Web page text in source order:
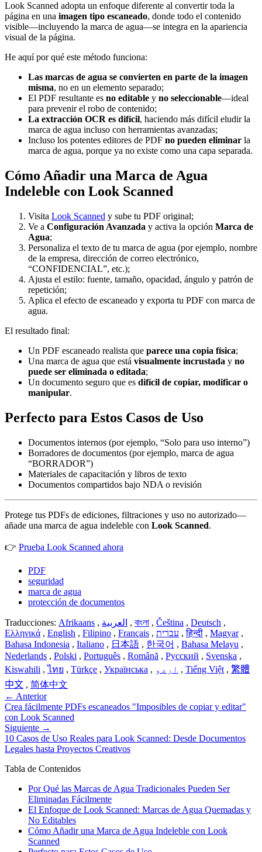
Look Scanned adopta un enfoque diferente al convertir toda la
página en una imagen tipo escaneado, donde todo el contenido
visible—incluyendo la marca de agua—se integra en la apariencia
visual de la página.
He aquí por qué este método funciona:
Las marcas de agua se convierten en parte de la imagen
misma, no en un elemento separado;
El PDF resultante es no editable y no seleccionable—ideal
para prevenir el robo de contenido;
La extracción OCR es difícil, haciendo más difícil eludir la
marca de agua incluso con herramientas avanzadas;
Incluso los potentes editores de PDF no pueden eliminar la
marca de agua, porque ya no existe como una capa separada.
Cómo Añadir una Marca de Agua
Indeleble con Look Scanned
Visita Look Scanned y sube tu PDF original;
Ve a Configuración Avanzada y activa la opción Marca de
Agua;
Personaliza el texto de tu marca de agua (por ejemplo, nombre
de la empresa, dirección de correo electrónico,
“CONFIDENCIAL”, etc.);
Ajusta el estilo: fuente, tamaño, opacidad, ángulo y patrón de
repetición;
Aplica el efecto de escaneado y exporta tu PDF con marca de
agua.
El resultado final:
Un PDF escaneado realista que parece una copia física;
Una marca de agua que está visualmente incrustada y no
puede ser eliminada o editada;
Un documento seguro que es difícil de copiar, modificar o
manipular.
Perfecto para Estos Casos de Uso
Documentos internos (por ejemplo, “Solo para uso interno”)
Borradores de documentos (por ejemplo, marca de agua
“BORRADOR”)
Materiales de capacitación y libros de texto
Documentos compartidos bajo NDA o revisión
Protege tus PDFs de ediciones, filtraciones y uso no autorizado—
añade una marca de agua indeleble con Look Scanned.
👉 Prueba Look Scanned ahora
PDF
seguridad
marca de agua
protección de documentos
Traducciones: Afrikaans , العربية , বাংলা , Čeština , Deutsch ,
Ελληνικά , English , Filipino , Français , עברית ,हिन्दी , Magyar ,
Bahasa Indonesia , Italiano , 日本語 , 한국어 , Bahasa Melayu ,
Nederlands , Polski , Português , Română , Русский , Svenska ,
Kiswahili ,ไทย , Türkçe , Українська , اردو , Tiếng Việt , 繁體
中文 , 简体中文
← Anterior
Crea fácilmente PDFs escaneados "Imposibles de copiar y editar"
con Look Scanned
Siguiente →
10 Casos de Uso Reales para Look Scanned: Desde Documentos
Legales hasta Proyectos Creativos
Tabla de Contenidos
Por Qué las Marcas de Agua Tradicionales Pueden Ser
Eliminadas Fácilmente
El Enfoque de Look Scanned: Marcas de Agua Quemadas y
No Editables
Cómo Añadir una Marca de Agua Indeleble con Look
Scanned